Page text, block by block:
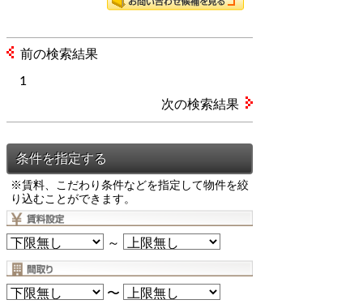
前の検索結果
1
※賃料、こだわり条件などを指定して物件を絞
り込むことができます。
～
〜